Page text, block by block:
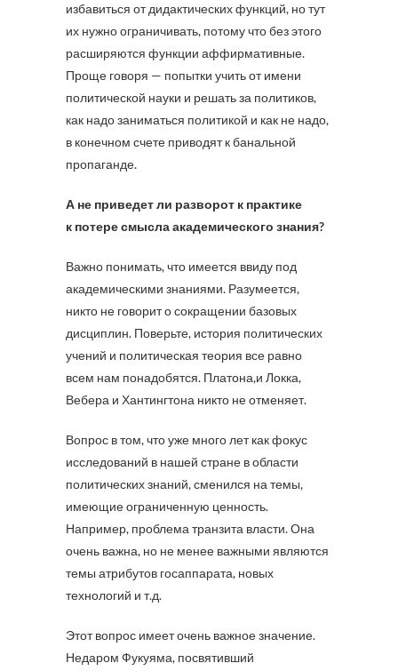
избавиться от дидактических функций, но тут
их нужно ограничивать, потому что без этого
расширяются функции аффирмативные.
Проще говоря — попытки учить от имени
политической науки и решать за политиков,
как надо заниматься политикой и как не надо,
в конечном счете приводят к банальной
пропаганде.
А не приведет ли разворот к практике
к потере смысла академического знания?
Важно понимать, что имеется ввиду под
академическими знаниями. Разумеется,
никто не говорит о сокращении базовых
дисциплин. Поверьте, история политических
учений и политическая теория все равно
всем нам понадобятся. Платона,и Локка,
Вебера и Хантингтона никто не отменяет.
Вопрос в том, что уже много лет как фокус
исследований в нашей стране в области
политических знаний, сменился на темы,
имеющие ограниченную ценность.
Например, проблема транзита власти. Она
очень важна, но не менее важными являются
темы атрибутов госаппарата, новых
технологий и т.д.
Этот вопрос имеет очень важное значение.
Недаром Фукуяма, посвятивший